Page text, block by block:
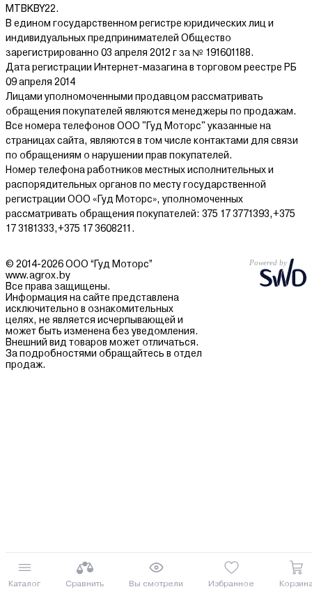
Каталог Сравнить Вы смотрели Избранное
MTBKBY22.
В едином государственном регистре юридических лиц и
индивидуальных предпринимателей Общество
зарегистрированно 03 апреля 2012 г за № 191601188.
Дата регистрации Интернет-мазагина в торговом реестре РБ
09 апреля 2014
Лицами уполномоченными продавцом рассматривать
обращения покупателей являются менеджеры по продажам.
Все номера телефонов ООО "Гуд Моторс" указанные на
страницах сайта, являются в том числе контактами для связи
по обращениям о нарушении прав покупателей.
Номер телефона работников местных исполнительных и
распорядительных органов по месту государственной
регистрации ООО «Гуд Моторс», уполномоченных
рассматривать обращения покупателей: 375 17 3771393,+375
17 3181333,+375 17 3608211.
© 2014-2026 ООО “Гуд Моторс”
www.agrox.by
Все права защищены.
Информация на сайте представлена
исключительно в ознакомительных
целях, не является исчерпывающей и
может быть изменена без уведомления.
Внешний вид товаров может отличаться.
За подробностями обращайтесь в отдел
продаж.